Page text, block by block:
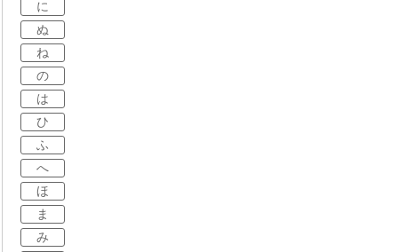
に
ぬ
ね
の
は
ひ
ふ
へ
ほ
ま
み